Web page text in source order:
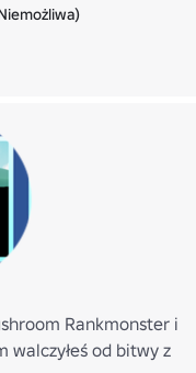
Rankmonster i
walczyłeś od bitwy z